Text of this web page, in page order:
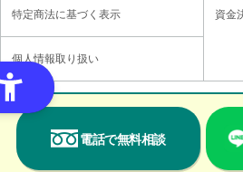
電話で無料相談
無料⾒積り・相談
ご意見箱
取材・講演依頼
社
特定商法に基づく表示 資金
個人情報取り扱い
Copyright© Relief,Inc All